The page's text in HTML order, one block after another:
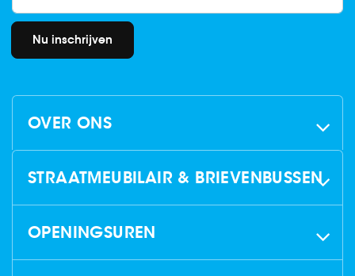
Nu inschrijven
OVER ONS
STRAATMEUBILAIR & BRIEVENBUSSEN
OPENINGSUREN